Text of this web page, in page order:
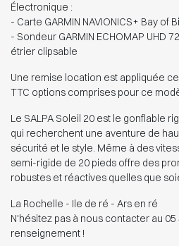
Électronique :
- Carte GARMIN NAVIONICS+ Bay of
- Sondeur GARMIN ECHOMAP UHD
étrier clipsable
Une remise location est appliquée
TTC options comprises pour ce
Le SALPA Soleil 20 est le gonflable
qui recherchent une aventure de
sécurité et le style. Même à des
semi-rigide de 20 pieds offre des
robustes et réactives quelles que
La Rochelle - Ile de ré - Ars en ré
N'hésitez pas à nous contacter au 05
renseignement !